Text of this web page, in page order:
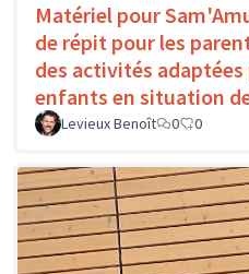
Matériel pour
de répit pour les
des activités adaptées
enfants en situation
Levieux Benoît 0 0